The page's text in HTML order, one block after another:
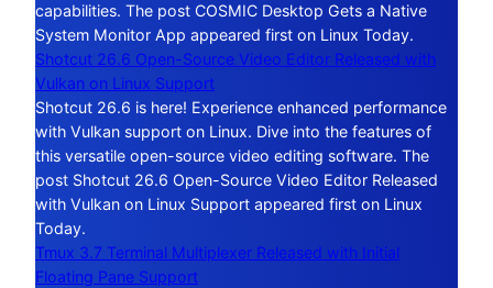
capabilities. The post COSMIC Desktop Gets a Native
System Monitor App appeared first on Linux Today.
Shotcut 26.6 Open-Source Video Editor Released with
Vulkan on Linux Support
Shotcut 26.6 is here! Experience enhanced performance
with Vulkan support on Linux. Dive into the features of
this versatile open-source video editing software. The
post Shotcut 26.6 Open-Source Video Editor Released
with Vulkan on Linux Support appeared first on Linux
Today.
Tmux 3.7 Terminal Multiplexer Released with Initial
Floating Pane Support